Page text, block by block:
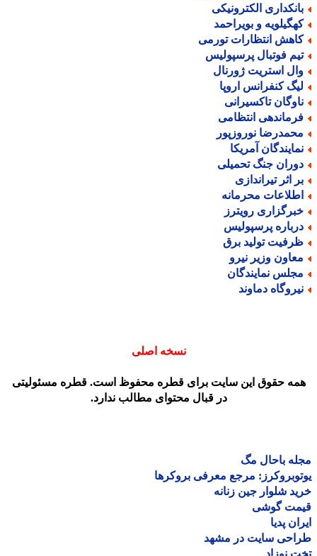
الکترونیکی
و بویراحمد
انتظارات تورمی
فوتبال پرسپولیس
استریت ژورنال
کنفرانس اروپا
تاکسیرانی
انتظامی
نوروزپور
آمریکا
جنگ تحمیلی
اثر تیراندازی
محرمانه
رویترز
پرسپولیس
تولید برق
وزیر نیرو
نمایندگان
دماوند
نسخه اصلی
حقوق این سایت برای قطره محفوظ است. قطره مسئولیتی
در قبال محتوای مطالب ندارد.
باحال مگ
مرجع معرفی بروکرها
شلوار جین زنانه
گوشی
پدیا
سایت در مشهد